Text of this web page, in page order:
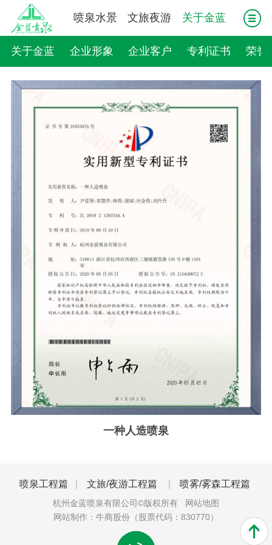
喷泉水景 文旅夜游 关于金蓝
关于金蓝 企业形象 企业客户 专利证书 荣誉
一种人造喷泉
喷泉工程篇 文旅/夜游工程篇 喷雾/雾森工程篇
杭州金蓝喷泉有限公司©版权所有
网站地图
网站制作： 牛商股份 （股票代码：830770）